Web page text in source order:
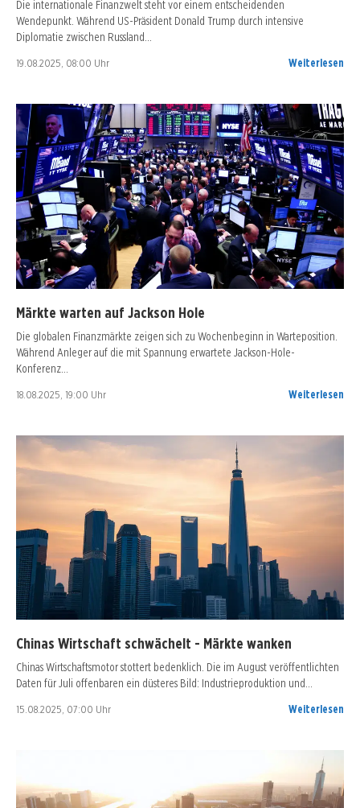
Die internationale Finanzwelt steht vor einem entscheidenden
Wendepunkt. Während US-Präsident Donald Trump durch intensive
Diplomatie zwischen Russland…
19.08.2025, 08:00 Uhr Weiterlesen
Märkte warten auf Jackson Hole
Die globalen Finanzmärkte zeigen sich zu Wochenbeginn in Warteposition.
Während Anleger auf die mit Spannung erwartete Jackson-Hole-
Konferenz…
18.08.2025, 19:00 Uhr Weiterlesen
Chinas Wirtschaft schwächelt - Märkte wanken
Chinas Wirtschaftsmotor stottert bedenklich. Die im August veröffentlichten
Daten für Juli offenbaren ein düsteres Bild: Industrieproduktion und…
15.08.2025, 07:00 Uhr Weiterlesen